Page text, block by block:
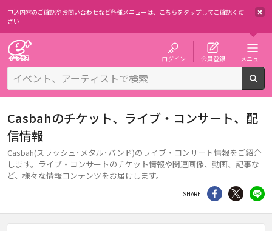
申込内容のご確認やお問い合わせなど各種メニューは、 こちらをタップしてご確認くだ
さい
ログイン 会員登録 メニュー
Casbahのチケット、ライブ・コンサート、配
信情報
Casbah(スラッシュ･メタル･バンド)のライブ・コンサート情報をご紹介
します。ライブ・コンサートのチケット情報や関連画像、動画、記事な
ど、様々な情報コンテンツをお届けします。
SHARE シェア Twitter